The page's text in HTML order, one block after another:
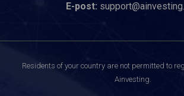
E-post:
Residents of your country are not permitted to
Ainvesting.